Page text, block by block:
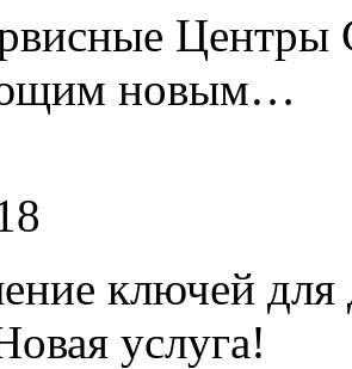
Центры
новым…
ключей
услуга!